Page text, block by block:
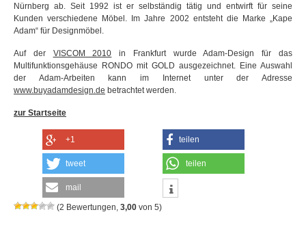
Nürnberg ab. Seit 1992 ist er selbständig tätig und entwirft für seine
Kunden verschiedene Möbel. Im Jahre 2002 entsteht die Marke „Kape
Adam“ für Designmöbel.
Auf der VISCOM 2010 in Frankfurt wurde Adam-Design für das
Multifunktionsgehäuse RONDO mit GOLD ausgezeichnet. Eine Auswahl
der Adam-Arbeiten kann im Internet unter der Adresse
www.buyadamdesign.de betrachtet werden.
zur Startseite
+1 teilen
tweet teilen
mail
(2 Bewertungen, 3,00 von 5)